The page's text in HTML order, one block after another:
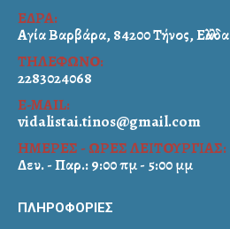
ΕΔΡΑ:
Αγία Βαρβάρα, 84200 Τήνος, Ελλάδα
ΤΗΛΕΦΩΝΟ:
2283024068
E-MAIL:
vidalistai.tinos@gmail.com
ΗΜΕΡΕΣ - ΩΡΕΣ ΛΕΙΤΟΥΡΓΙΑΣ:
Δευ. - Παρ.: 9:00 πμ - 5:00 μμ
ΠΛΗΡΟΦΟΡΙΕΣ